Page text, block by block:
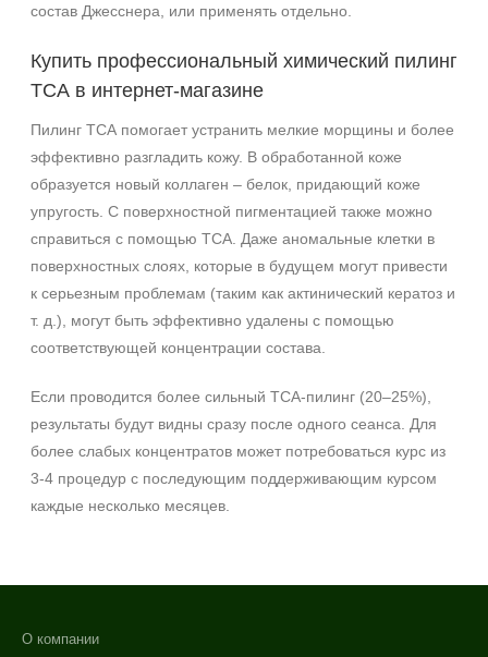
состав Джесснера, или применять отдельно.
Купить профессиональный химический пилинг
ТСА в интернет-магазине
Пилинг ТСА помогает устранить мелкие морщины и более
эффективно разгладить кожу. В обработанной коже
образуется новый коллаген – белок, придающий коже
упругость. С поверхностной пигментацией также можно
справиться с помощью ТСА. Даже аномальные клетки в
поверхностных слоях, которые в будущем могут привести
к серьезным проблемам (таким как актинический кератоз и
т. д.), могут быть эффективно удалены с помощью
соответствующей концентрации состава.
Если проводится более сильный ТСА-пилинг (20–25%),
результаты будут видны сразу после одного сеанса. Для
более слабых концентратов может потребоваться курс из
3-4 процедур с последующим поддерживающим курсом
каждые несколько месяцев.
О компании